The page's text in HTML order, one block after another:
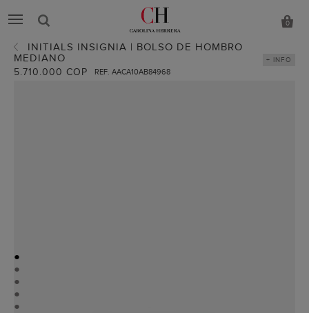
0
INITIALS INSIGNIA | BOLSO DE HOMBRO
MEDIANO
5.710.000 COP REF. AACA10AB84968
+ INFO
●
●
●
●
●